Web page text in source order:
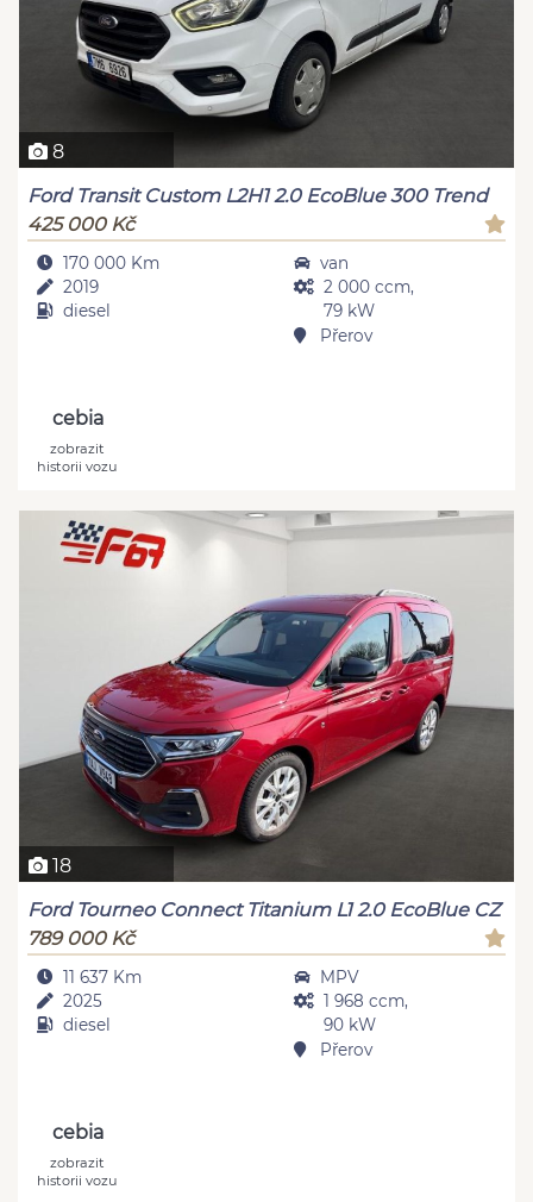
8
Ford Transit Custom L2H1 2.0 EcoBlue 300 Trend
425 000 Kč
170 000 Km
2019
diesel
van
2 000 ccm,
79 kW
Přerov
cebia
zobrazit
historii vozu
18
Ford Tourneo Connect Titanium L1 2.0 EcoBlue CZ
789 000 Kč
11 637 Km
2025
diesel
MPV
1 968 ccm,
90 kW
Přerov
cebia
zobrazit
historii vozu